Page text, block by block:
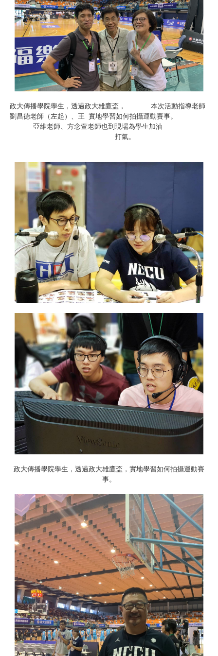
政大傳播學院學生，透過政大雄鷹盃， 本次活動指導老師
劉昌德老師（左起）、王 實地學習如何拍攝運動賽事。
亞維老師、方念萱老師也到現場為學生加油
打氣。
政大傳播學院學生，透過政大雄鷹盃，實地學習如何拍攝運動賽
事。